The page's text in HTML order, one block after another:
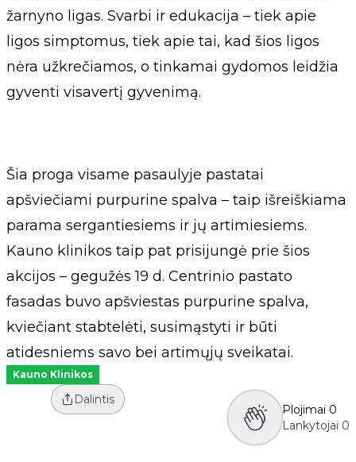
žarnyno ligas. Svarbi ir edukacija – tiek apie
ligos simptomus, tiek apie tai, kad šios ligos
nėra užkrečiamos, o tinkamai gydomos leidžia
gyventi visavertį gyvenimą.
Šia proga visame pasaulyje pastatai
apšviečiami purpurine spalva – taip išreiškiama
parama sergantiesiems ir jų artimiesiems.
Kauno klinikos taip pat prisijungė prie šios
akcijos – gegužės 19 d. Centrinio pastato
fasadas buvo apšviestas purpurine spalva,
kviečiant stabtelėti, susimąstyti ir būti
atidesniems savo bei artimųjų sveikatai.
Kauno Klinikos
Dalintis
Plojimai 0
Lankytojai 0